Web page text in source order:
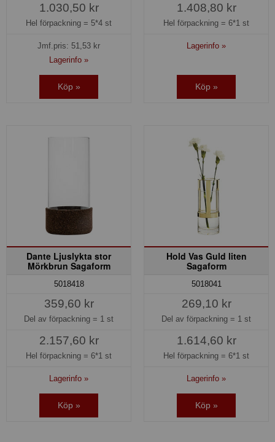
1.030,50 kr
Hel förpackning = 5*4 st
Jmf.pris: 51,53 kr
Lagerinfo »
Köp »
1.408,80 kr
Hel förpackning = 6*1 st
Lagerinfo »
Köp »
Dante Ljuslykta stor
Mörkbrun Sagaform
5018418
359,60 kr
Del av förpackning = 1 st
2.157,60 kr
Hel förpackning = 6*1 st
Lagerinfo »
Köp »
Hold Vas Guld liten
Sagaform
5018041
269,10 kr
Del av förpackning = 1 st
1.614,60 kr
Hel förpackning = 6*1 st
Lagerinfo »
Köp »